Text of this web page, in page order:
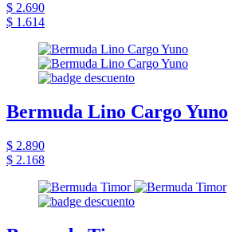
$ 2.690
$ 1.614
Bermuda Lino Cargo Yuno
$ 2.890
$ 2.168